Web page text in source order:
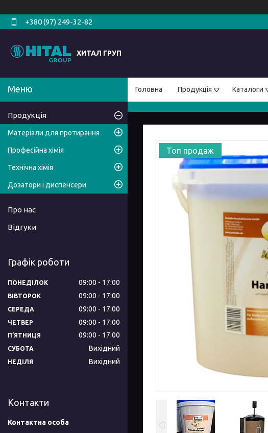
+380 (97) 249-32-82
ХИТАЛ ГРУП
Головна Продукція Каталоги
Топ продаж
Продукція
Матеріали для протирання
Професійна хімія
Технічна хімія
Дозатори і диспенсери
Про нас
Відгуки
Графік роботи
ПОНЕДІЛОК 09:00 17:00
ВІВТОРОК 09:00 17:00
СЕРЕДА 09:00 17:00
ЧЕТВЕР 09:00 17:00
ПʼЯТНИЦЯ 09:00 17:00
СУБОТА Вихідний
НЕДІЛЯ Вихідний
Контакти